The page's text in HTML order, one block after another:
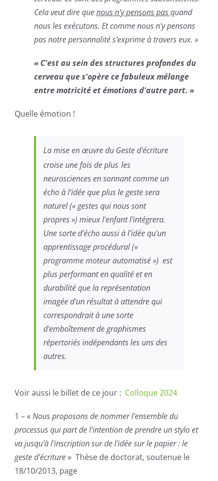
Cela veut dire quenous n'y pensons pasquand
nous les exécutons. Et comme nous n'y pensons
pas notre personnalité s'exprime à travers eux. »
« C'est au sein des structures profondes du
cerveau que s'opère ce fabuleux mélange
entre motricité et émotions d'autre part. »
Quelle émotion !
La mise en œuvre du Geste d'écriture
croise une fois de plus les
neurosciences en sonnant comme un
écho à l'idée que plus le geste sera
naturel (« gestes qui nous sont
propres ») mieux l'enfant l'intégrera.
Une sorte d'écho aussi à l'idée qu'un
apprentissage procédural («
programme moteur automatisé ») est
plus performant en qualité et en
durabilité que la représentation
imagée d'un résultat à attendre qui
correspondrait à une sorte
d'emboîtement de graphismes
répertoriés indépendants les uns des
autres.
Voir aussi le billet de ce jour : Colloque 2024
1 – « Nous proposons de nommer l'ensemble du
processus qui part de l'intention de prendre un stylo et
va jusqu'à l'inscription sur de l'idée sur le papier :le
geste d'écriture» Thèse de doctorat, soutenue le
18/10/2013, page